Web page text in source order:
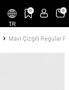
TR
0 0
Mavi Çizgili Regular